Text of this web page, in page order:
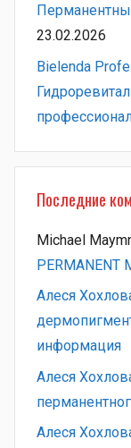
23.02.2026
Bielenda
Последние
Michael
PERMANENT
Алеся
информация
Алеся
Алеся